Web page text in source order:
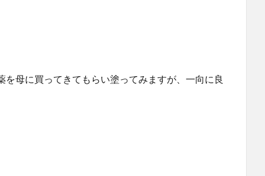
母に買ってきてもらい塗ってみますが、一向に良